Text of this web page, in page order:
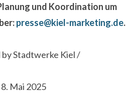
und Koordination um
presse@kiel-marketing.de.
Stadtwerke Kiel /
Mai 2025